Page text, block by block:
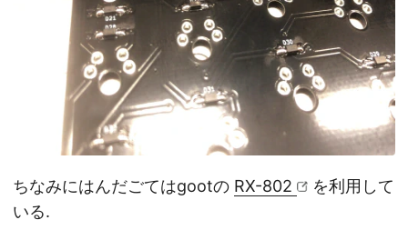
ちなみにはんだごてはgootの RX-802
を利用して
いる.